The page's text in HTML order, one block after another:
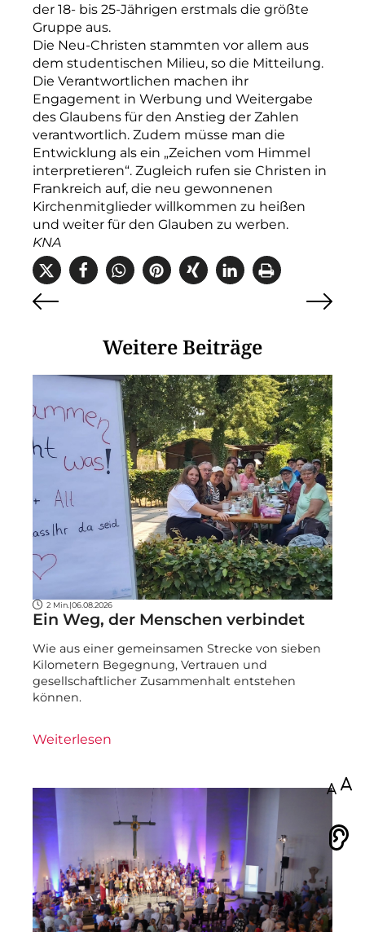
der 18- bis 25-Jährigen erstmals die größte
Gruppe aus.
Die Neu-Christen stammten vor allem aus
dem studentischen Milieu, so die Mitteilung.
Die Verantwortlichen machen ihr
Engagement in Werbung und Weitergabe
des Glaubens für den Anstieg der Zahlen
verantwortlich. Zudem müsse man die
Entwicklung als ein „Zeichen vom Himmel
interpretieren“. Zugleich rufen sie Christen in
Frankreich auf, die neu gewonnenen
Kirchenmitglieder willkommen zu heißen
und weiter für den Glauben zu werben.
KNA
Weitere Beiträge
2 Min. |06.08.2026
Ein Weg, der Menschen verbindet
Wie aus einer gemeinsamen Strecke von sieben
Kilometern Begegnung, Vertrauen und
gesellschaftlicher Zusammenhalt entstehen
können.
Weiterlesen
100
Vorlesen